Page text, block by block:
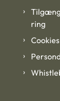
ring
Cookies